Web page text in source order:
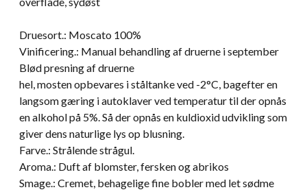
Druesort.: Moscato 100%
Vinificering.: Manual behandling af druerne i september
Blød presning af druerne
hel, mosten opbevares i ståltanke ved -2°C, bagefter en
langsom gæring i autoklaver ved temperatur til der opnås
en alkohol på 5%. Så der opnås en kuldioxid udvikling som
giver dens naturlige lys op blusning.
Farve.: Strålende strågul.
Aroma.: Duft af blomster, fersken og abrikos
Smage.: Cremet, behagelige fine bobler med let sødme